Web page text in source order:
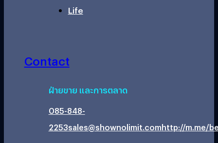
Life
Contact
ฝ่ายขาย และการตลาด
085-848-
2253sales@shownolimit.comhttp://m.me/